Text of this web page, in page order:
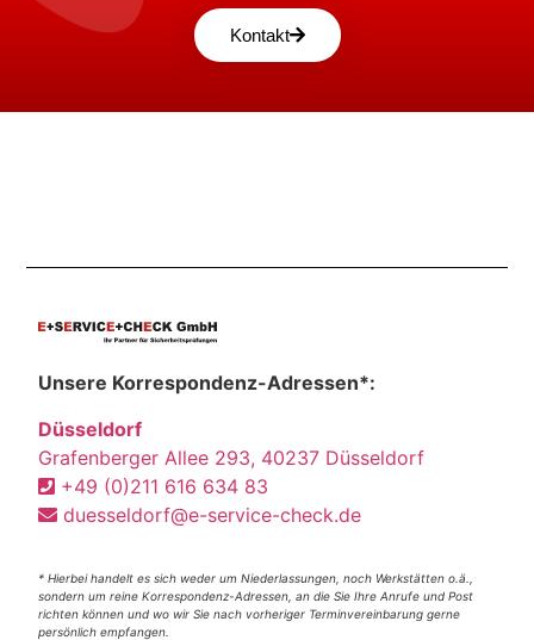
Kontakt
Unsere Korrespondenz-Adressen*:
Düsseldorf
Grafenberger Allee 293, 40237 Düsseldorf
+49 (0)211 616 634 83
duesseldorf@e-service-check.de
* Hierbei handelt es sich weder um Niederlassungen, noch Werkstätten o.ä.,
sondern um reine Korrespondenz-Adressen, an die Sie Ihre Anrufe und Post
richten können und wo wir Sie nach vorheriger Terminvereinbarung gerne
persönlich empfangen.